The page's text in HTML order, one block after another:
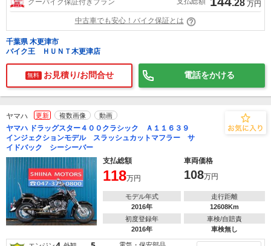
.28 万円
中古車でも安心！バイク保証とは
千葉県 木更津市
バイク王 ＨＵＮＴ木更津店
無料 お見積り/お問合せ 電話をかける
ヤマハ 更新 複数画像 動画
ヤマハ ドラッグスター４００クラシック Ａ１１６３９
インジェクションモデル スラッシュカットマフラー サ
イドバック シーシーバー
支払総額
車両価格
118万円 108万円
モデル年式
2016年
走行距離
12608Km
初度登録年
2016年
車検/自賠責
車検無し